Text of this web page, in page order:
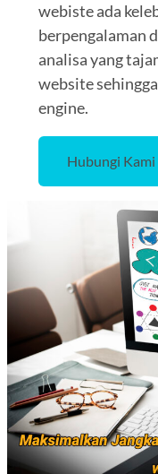
webiste ada
berpengalaman
analisa yang
website
engine.
Hubungi Kami